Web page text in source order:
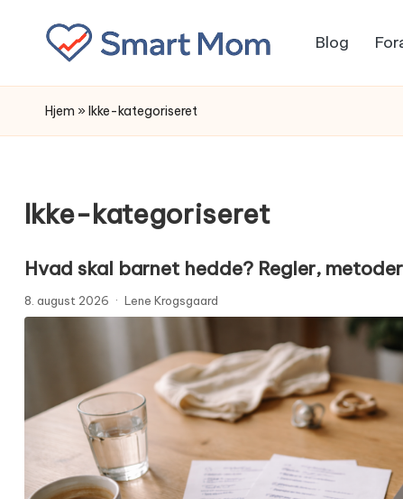
Blog
Hjem » Ikke-kategoriseret
Ikke-kategoriseret
Hvad skal barnet hedde? Regler,
8. august 2026 · Lene Krogsgaard